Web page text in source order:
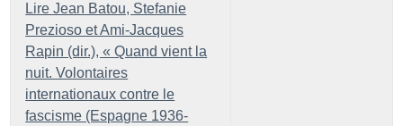
Lire Jean Batou, Stefanie
Prezioso et Ami-Jacques
Rapin (dir.), « Quand vient la
nuit. Volontaires
internationaux contre le
fascisme (Espagne 1936-